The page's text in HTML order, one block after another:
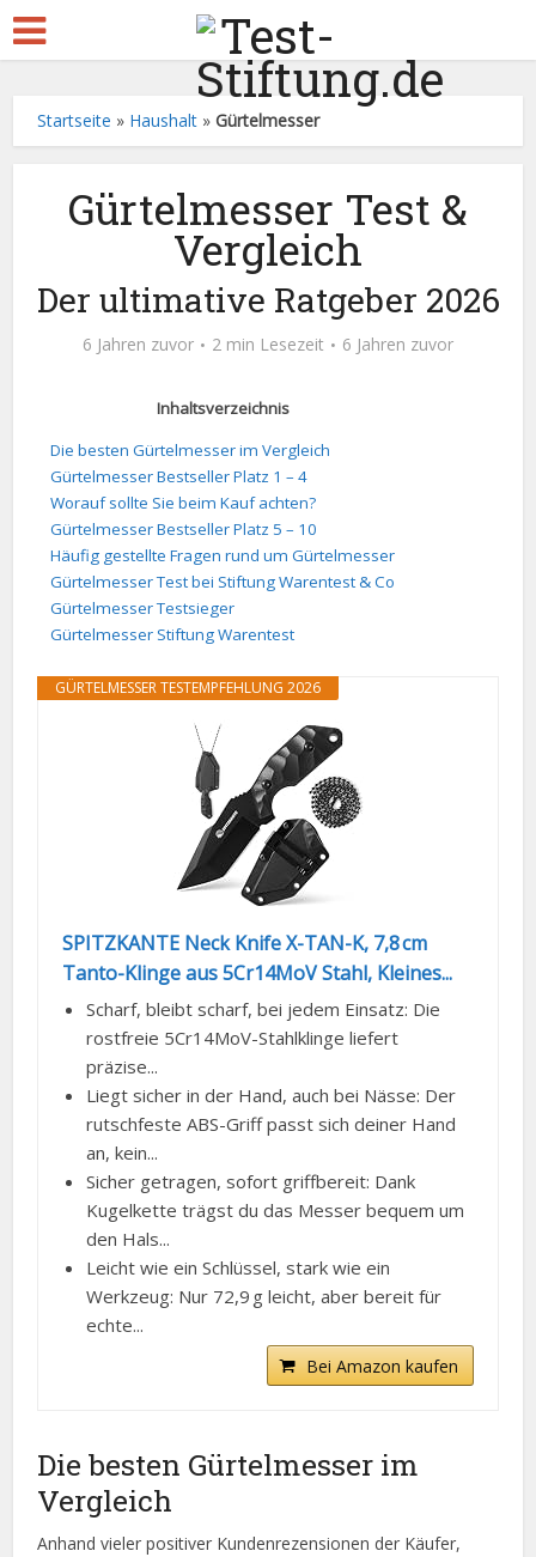
Startseite » Haushalt »Gürtelmesser
Gürtelmesser Test &
Vergleich
Der ultimative Ratgeber 2026
6 Jahren zuvor 2 min Lesezeit 6 Jahren zuvor
Inhaltsverzeichnis
Die besten Gürtelmesser im Vergleich
Gürtelmesser Bestseller Platz 1 – 4
Worauf sollte Sie beim Kauf achten?
Gürtelmesser Bestseller Platz 5 – 10
Häufig gestellte Fragen rund um Gürtelmesser
Gürtelmesser Test bei Stiftung Warentest & Co
Gürtelmesser Testsieger
Gürtelmesser Stiftung Warentest
GÜRTELMESSER TESTEMPFEHLUNG 2026
SPITZKANTE Neck Knife X-TAN-K, 7,8 cm
Tanto-Klinge aus 5Cr14MoV Stahl, Kleines...
Scharf, bleibt scharf, bei jedem Einsatz: Die
rostfreie 5Cr14MoV-Stahlklinge liefert
präzise...
Liegt sicher in der Hand, auch bei Nässe: Der
rutschfeste ABS-Griff passt sich deiner Hand
an, kein...
Sicher getragen, sofort griffbereit: Dank
Kugelkette trägst du das Messer bequem um
den Hals...
Leicht wie ein Schlüssel, stark wie ein
Werkzeug: Nur 72,9 g leicht, aber bereit für
echte...
Bei Amazon kaufen
Die besten Gürtelmesser im
Vergleich
Anhand vieler positiver Kundenrezensionen der Käufer,